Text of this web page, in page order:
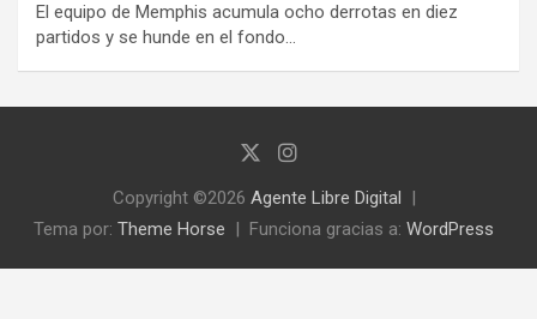
El equipo de Memphis acumula ocho derrotas en diez
partidos y se hunde en el fondo…
Copyright ©2026 Agente Libre Digital
Tema por: Theme Horse Funciona gracias a: WordPress